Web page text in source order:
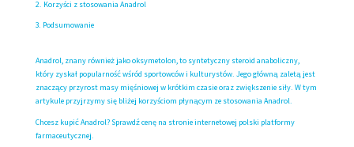
Korzyści z stosowania Anadrol
Podsumowanie
Anadrol, znany również jako oksymetolon, to syntetyczny steroid anaboliczny,
który zyskał popularność wśród sportowców i kulturystów. Jego główną zaletą jest
znaczący przyrost masy mięśniowej w krótkim czasie oraz zwiększenie siły. W tym
artykule przyjrzymy się bliżej korzyściom płynącym ze stosowania Anadrol.
Chcesz kupić Anadrol? Sprawdź cenę na stronie internetowej polski platformy
farmaceutycznej.